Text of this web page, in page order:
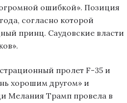
ошибкой». Позиция
согласно которой
принц. Саудовские власти
пролет F-35 и
хорошим другом» и
Мелания Трамп провела в